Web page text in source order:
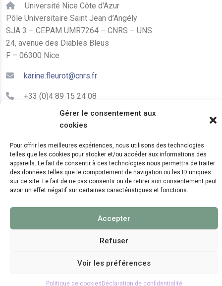
Gérer le consentement aux
cookies
Pour offrir les meilleures expériences, nous utilisons des technologies
telles que les cookies pour stocker et/ou accéder aux informations des
appareils. Le fait de consentir à ces technologies nous permettra de traiter
des données telles que le comportement de navigation ou les ID uniques
sur ce site. Le fait de ne pas consentir ou de retirer son consentement peut
avoir un effet négatif sur certaines caractéristiques et fonctions.
Accepter
Refuser
Voir les préférences
Politique de cookies Déclaration de confidentialité
Université Nice Côte d'Azur
Pôle Universitaire Saint Jean d’Angély
SJA 3 – CEPAM UMR7264 – CNRS – UNS
24, avenue des Diables Bleus
F – 06300 Nice
karine.fleurot@cnrs.fr
+33 (0)4 89 15 24 08
LE CEPAM EST HÉBERGÉ PAR
WebKit